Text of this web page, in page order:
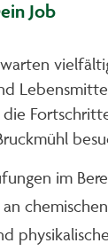
Job
im